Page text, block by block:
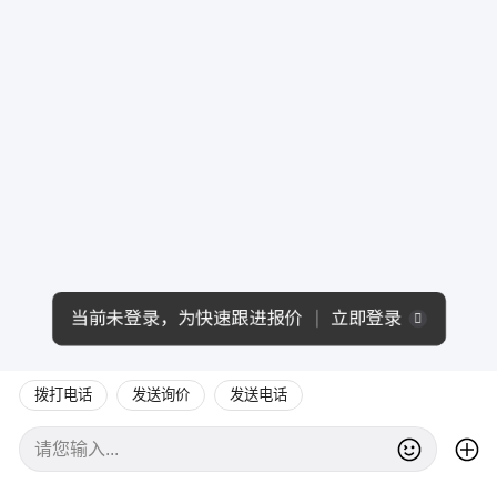
拨打电话 发送询价 发送电话
当前未登录，为快速跟进报价 立即登录